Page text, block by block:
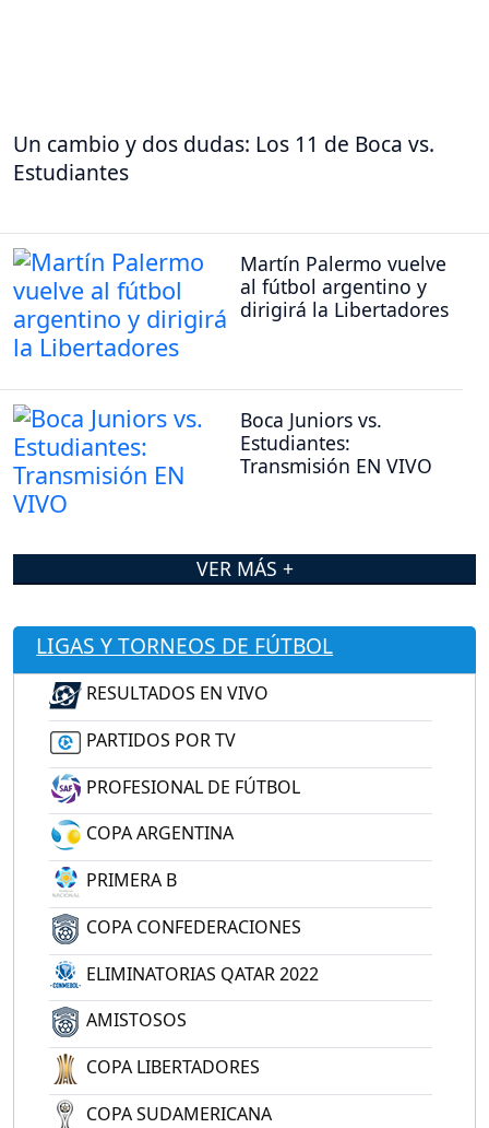
Un cambio y dos dudas: Los 11 de Boca vs.
Estudiantes
Martín Palermo vuelve
al fútbol argentino y
dirigirá la Libertadores
Boca Juniors vs.
Estudiantes:
Transmisión EN VIVO
VER MÁS +
LIGAS Y TORNEOS DE FÚTBOL
RESULTADOS EN VIVO
PARTIDOS POR TV
PROFESIONAL DE FÚTBOL
COPA ARGENTINA
PRIMERA B
COPA CONFEDERACIONES
ELIMINATORIAS QATAR 2022
AMISTOSOS
COPA LIBERTADORES
COPA SUDAMERICANA